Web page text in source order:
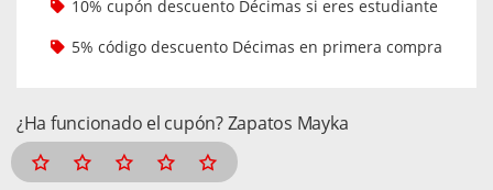
10% cupón descuento Décimas si eres estudiante
5% código descuento Décimas en primera compra
¿Ha funcionado el cupón? Zapatos Mayka